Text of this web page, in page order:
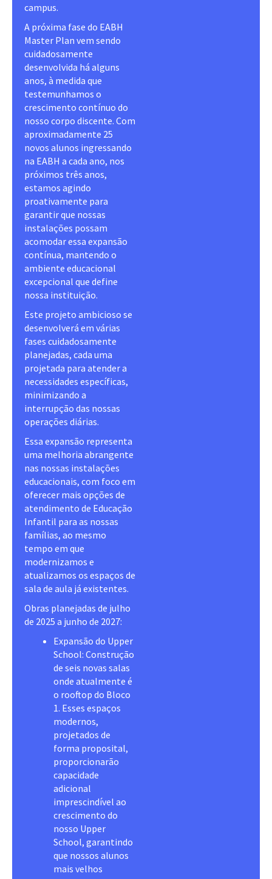
campus.
A próxima fase do EABH
Master Plan vem sendo
cuidadosamente
desenvolvida há alguns
anos, à medida que
testemunhamos o
crescimento contínuo do
nosso corpo discente. Com
aproximadamente 25
novos alunos ingressando
na EABH a cada ano, nos
próximos três anos,
estamos agindo
proativamente para
garantir que nossas
instalações possam
acomodar essa expansão
contínua, mantendo o
ambiente educacional
excepcional que define
nossa instituição.
Este projeto ambicioso se
desenvolverá em várias
fases cuidadosamente
planejadas, cada uma
projetada para atender a
necessidades específicas,
minimizando a
interrupção das nossas
operações diárias.
Essa expansão representa
uma melhoria abrangente
nas nossas instalações
educacionais, com foco em
oferecer mais opções de
atendimento de Educação
Infantil para as nossas
famílias, ao mesmo
tempo em que
modernizamos e
atualizamos os espaços de
sala de aula já existentes.
Obras planejadas de julho
de 2025 a junho de 2027:
Expansão do Upper
School: Construção
de seis novas salas
onde atualmente é
o rooftop do Bloco
1. Esses espaços
modernos,
projetados de
forma proposital,
proporcionarão
capacidade
adicional
imprescindível ao
crescimento do
nosso Upper
School, garantindo
que nossos alunos
mais velhos